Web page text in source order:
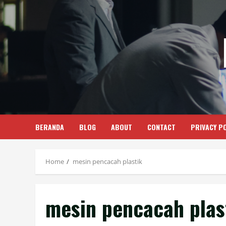
Skip
content
BERANDA BLOG ABOUT CONTACT PRIVACY
Home mesin pencacah plastik
mesin pencacah